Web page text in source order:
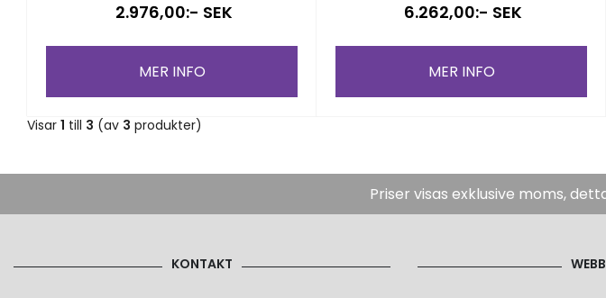
2.976,00:- SEK
MER INFO
6.262,00:- SEK
MER INFO
Visar 1 till 3 (av 3 produkter)
Priser visas exklusive moms,
KONTAKT